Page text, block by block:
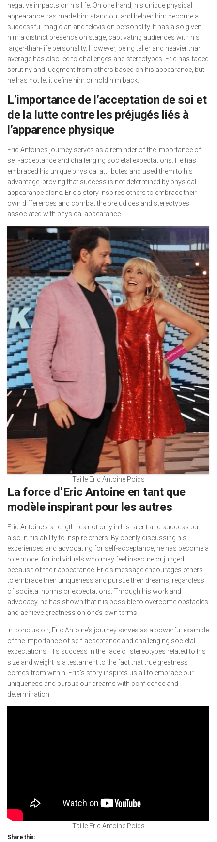
negative impacts on his life. On one hand, his unique physical
appearance has made him stand out and helped him become a
successful magician and television personality. It has also given
him a distinct presence on stage, captivating audiences with his
larger-than-life personality. However, being taller and heavier than
average has also led to challenges and stereotypes. Eric has faced
scrutiny and judgment from others based on his appearance, but
he has not let it define him or hold him back.
L’importance de l’acceptation de soi et
de la lutte contre les préjugés liés à
l’apparence physique
Eric Antoine’s journey serves as a reminder of the importance of
self-acceptance and challenging societal expectations. He has
embraced his unique physical attributes and used them to his
advantage, proving that success is not determined by physical
appearance alone. Eric’s story inspires others to embrace their
own differences and combat the prejudices and stereotypes
associated with physical appearance.
Taille Eric Antoine Poids
La force d’Eric Antoine en tant que
modèle inspirant pour les autres
Eric Antoine’s strength lies not only in his talent and success but
also in his ability to inspire others. By openly discussing his
experiences and advocating for self-acceptance, he has become a
role model for individuals who may feel insecure or judged
because of their appearance. Eric’s message encourages others
to embrace their uniqueness and pursue their dreams, regardless
of societal norms or expectations. Through his work and
advocacy, he has shown that it is possible to overcome obstacles
and achieve greatness on one’s own terms.
In conclusion, Eric Antoine’s journey serves as a powerful example
of the importance of self-acceptance and challenging societal
expectations. His success in the face of stereotypes related to his
size and weight is a testament to the fact that true greatness
comes from within. Eric’s story inspires us all to embrace our
uniqueness and pursue our dreams with confidence and
determination.
Taille Eric Antoine Poids
Share this: